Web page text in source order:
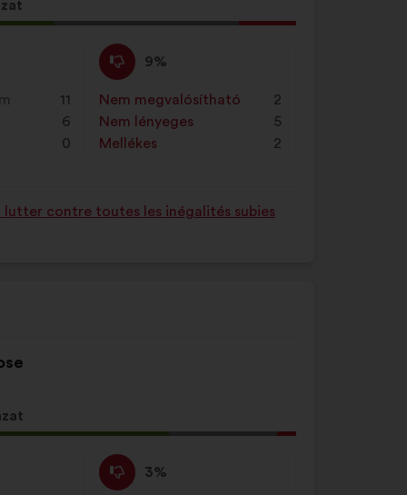
gombra.
11
6
0
Nem
értek
egyet
:
9%
Ezt
a
javaslatot
a
következő
Nem megvalósítható
: 2
szer
Nem lényeges
: 5
szer
Mellékes
: 2
szer
lutter contre toutes les inégalités subies
Nem
értek
3%
Ezt
a